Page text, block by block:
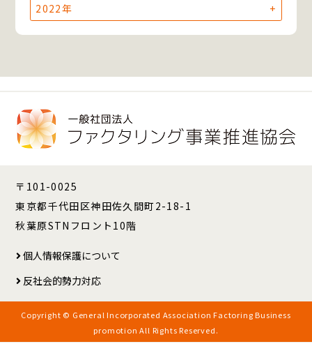
2022年
〒101-0025
東京都千代田区神田佐久間町2-18-1
秋葉原STNフロント10階
個人情報保護について
反社会的勢力対応
Copyright © General Incorporated Association Factoring Business
promotion All Rights Reserved.